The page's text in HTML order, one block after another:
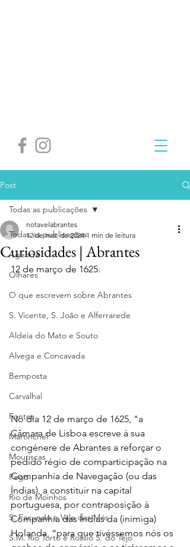
Post
Todas as publicações
Agenda
Olhares
O que escrevem sobre Abrantes
S. Vicente, S. João e Alferrarede
Aldeia do Mato e Souto
Alvega e Concavada
Bemposta
Carvalhal
Fontes
Martinchel
Mouriscas
Pego
Rio de Moinhos
S. Facundo e Vale das Mós
S.M. Rio Torto e Rossio S. do Tejo
Todas as publicações
Curiosidades | Abrantes
notavelabrantes
12 de mar. de 2024 1 min de leitura
12 de março de 1625.
No dia 12 de março de 1625, "a
Câmara de Lisboa escreve à sua
congénere de Abrantes a reforçar o
pedido régio de comparticipação na
Companhia de Navegação (ou das
Índias), a constituir na capital
portuguesa, por contraposição à
Companhia das Índias da (inimiga)
Holanda, “para que tivéssemos nós os